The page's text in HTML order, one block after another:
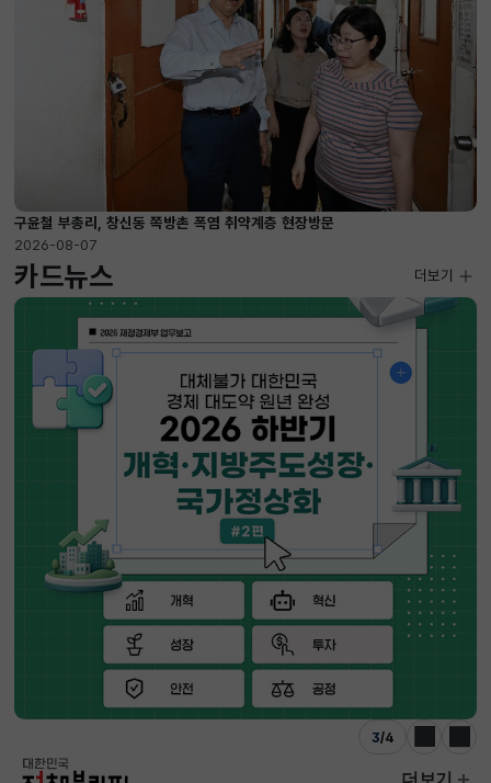
구윤철 부총리, 창신동 쪽방촌 폭염 취약계층 현장방문
2026-08-07
카드뉴스
3/4
이전 다음
더보기